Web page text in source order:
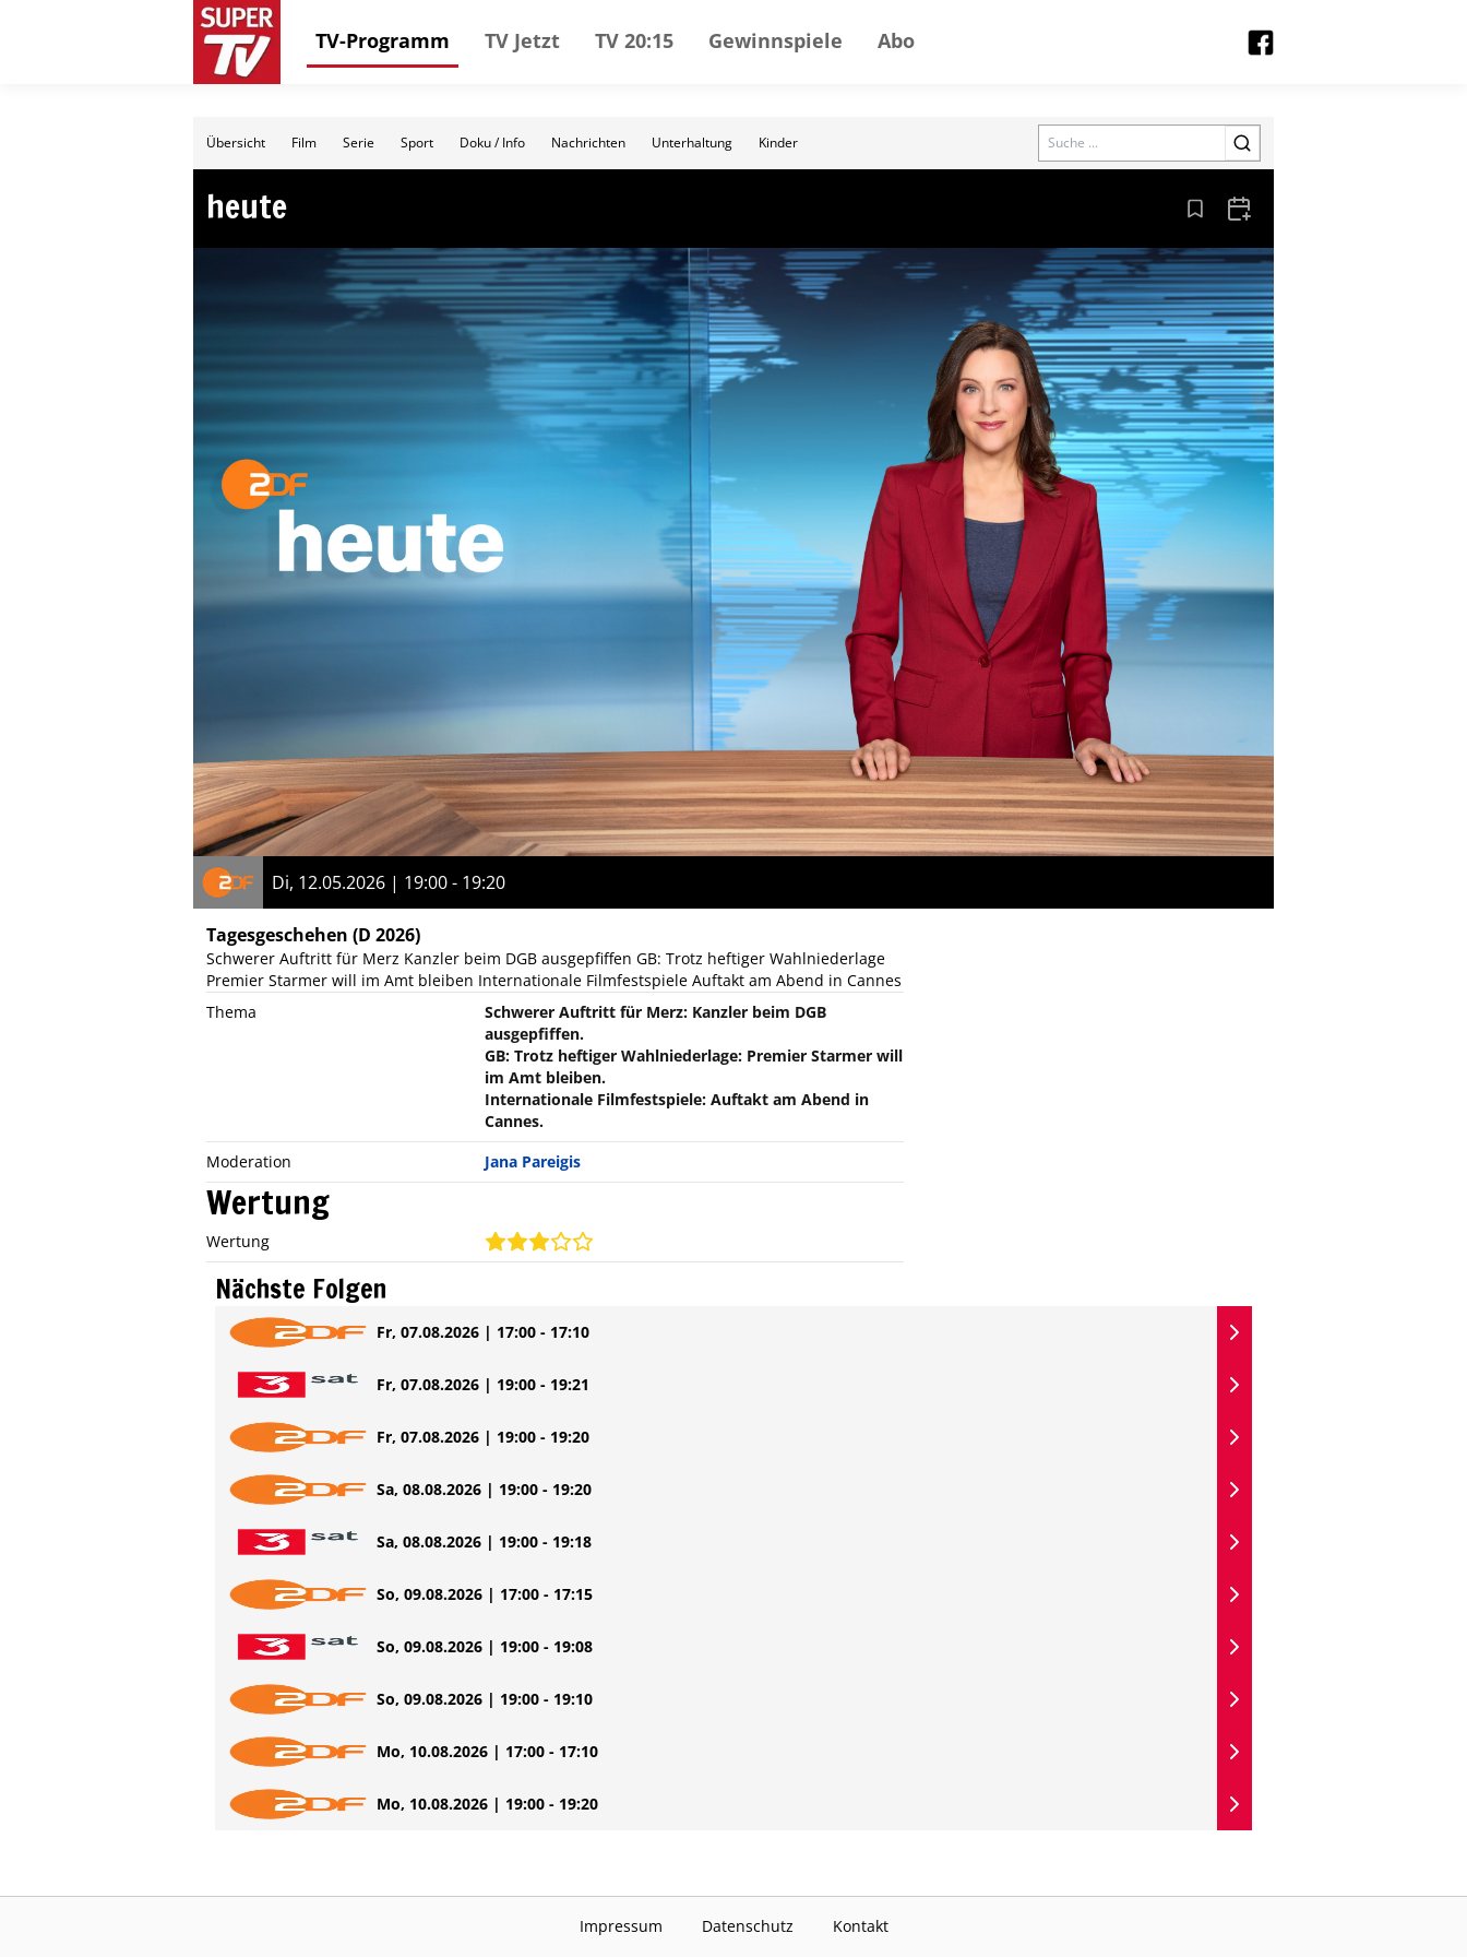
TV-Programm TV Jetzt TV 20:15 Gewinnspiele Abo
Übersicht Film Serie Sport Doku / Info Nachrichten Unterhaltung Kinder Search
heute Aus den Lesezeichen entfernen
Zum Kalender hinzufügen
Di, 12.05.2026 | 19:00 - 19:20
Tagesgeschehen (D 2026)
Schwerer Auftritt für Merz Kanzler beim DGB ausgepfiffen GB: Trotz heftiger Wahlniederlage
Premier Starmer will im Amt bleiben Internationale Filmfestspiele Auftakt am Abend in Cannes
Thema
Schwerer Auftritt für Merz: Kanzler beim DGB
ausgepfiffen.
GB: Trotz heftiger Wahlniederlage: Premier Starmer will
im Amt bleiben.
Internationale Filmfestspiele: Auftakt am Abend in
Cannes.
Moderation
Jana Pareigis
Wertung
Wertung
Nächste Folgen
Fr, 07.08.2026 | 17:00 - 17:10
Fr, 07.08.2026 | 19:00 - 19:21
Fr, 07.08.2026 | 19:00 - 19:20
Sa, 08.08.2026 | 19:00 - 19:20
Sa, 08.08.2026 | 19:00 - 19:18
So, 09.08.2026 | 17:00 - 17:15
So, 09.08.2026 | 19:00 - 19:08
So, 09.08.2026 | 19:00 - 19:10
Mo, 10.08.2026 | 17:00 - 17:10
Mo, 10.08.2026 | 19:00 - 19:20
Impressum Datenschutz Kontakt